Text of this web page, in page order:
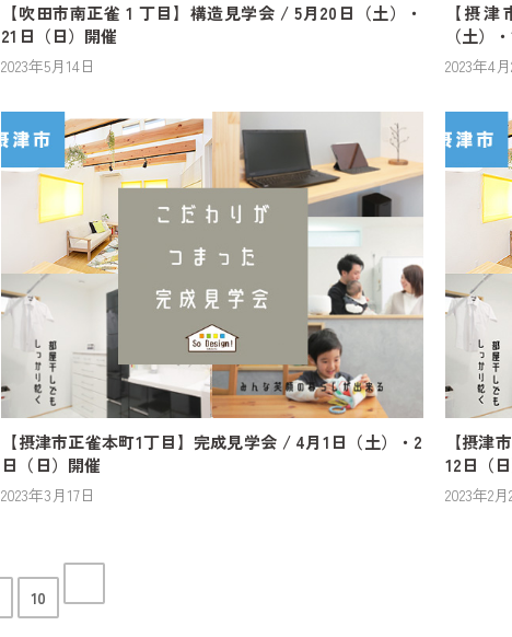
【吹田市南正雀 1 丁目】構造見学会 / 5月20日（土）・
21日（日）開催
2023年5月14日
【摂
（土）
2023年4
【摂津市正雀本町1丁目】完成見学会 / 4月1日（土）・2
日（日）開催
2023年3月17日
【摂津
12日（
2023年2月
10